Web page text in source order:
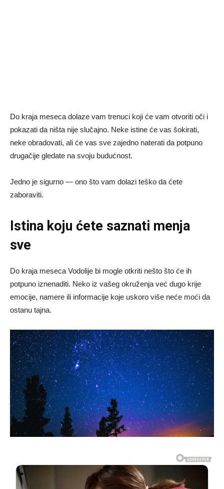
Do kraja meseca dolaze vam trenuci koji će vam otvoriti oči i
pokazati da ništa nije slučajno. Neke istine će vas šokirati,
neke obradovati, ali će vas sve zajedno naterati da potpuno
drugačije gledate na svoju budućnost.
Jedno je sigurno — ono što vam dolazi teško da ćete
zaboraviti.
Istina koju ćete saznati menja
sve
Do kraja meseca Vodolije bi mogle otkriti nešto što će ih
potpuno iznenaditi. Neko iz vašeg okruženja već dugo krije
emocije, namere ili informacije koje uskoro više neće moći da
ostanu tajna.